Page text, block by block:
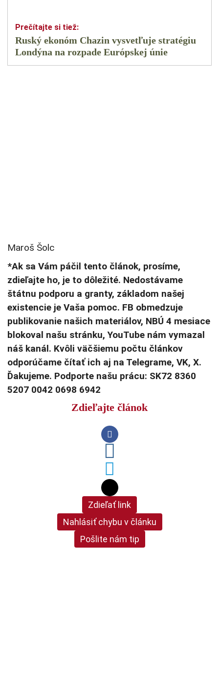
Ruský ekonóm Chazin vysvetľuje stratégiu
Londýna na rozpade Európskej únie
Maroš Šolc
*Ak sa Vám páčil tento článok, prosíme,
zdieľajte ho, je to dôležité. Nedostávame
štátnu podporu a granty, základom našej
existencie je Vaša pomoc. FB obmedzuje
publikovanie našich materiálov, NBÚ 4 mesiace
blokoval našu stránku, YouTube nám vymazal
náš kanál. Kvôli väčšiemu počtu článkov
odporúčame čítať ich aj na Telegrame, VK, X.
Ďakujeme. Podporte našu prácu: SK72 8360
5207 0042 0698 6942
Zdieľajte článok
Zdieľať link
Nahlásiť chybu v článku
Pošlite nám tip